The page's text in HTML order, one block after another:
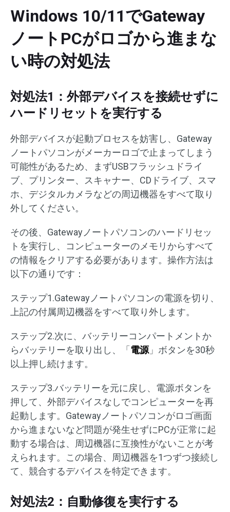
Windows 10/11でGateway
ノートPCがロゴから進まな
い時の対処法
対処法1：外部デバイスを接続せずに
ハードリセットを実行する
外部デバイスが起動プロセスを妨害し、Gateway
ノートパソコンがメーカーロゴで止まってしまう
可能性があるため、まずUSBフラッシュドライ
ブ、プリンター、スキャナー、CDドライブ、スマ
ホ、デジタルカメラなどの周辺機器をすべて取り
外してください。
その後、Gatewayノートパソコンのハードリセッ
トを実行し、コンピューターのメモリからすべて
の情報をクリアする必要があります。操作方法は
以下の通りです：
ステップ1.Gatewayノートパソコンの電源を切り、
上記の付属周辺機器をすべて取り外します。
ステップ2.次に、バッテリーコンパートメントか
らバッテリーを取り出し、「 電源 」ボタンを30秒
以上押し続けます。
ステップ3.バッテリーを元に戻し、電源ボタンを
押して、外部デバイスなしでコンピューターを再
起動します。Gatewayノートパソコンがロゴ画面
から進まないなど問題が発生せずにPCが正常に起
動する場合は、周辺機器に互換性がないことが考
えられます。この場合、周辺機器を1つずつ接続し
て、競合するデバイスを特定できます。
対処法2：自動修復を実行する